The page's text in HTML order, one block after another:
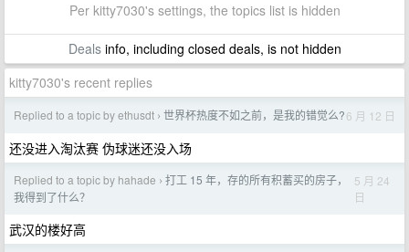
Per kitty7030's settings, the topics list is hidden
Dealsinfo, including closed deals, is not hidden
kitty7030's recent replies
Replied to a topic by ethusdt › 世界杯热度不如之前，是我的错觉么?6 月 12 日
还没进入淘汰赛 伪球迷还没入场
Replied to a topic by hahade › 打工 15 年，存的所有积蓄买的房子，
我得到了什么？
5 月 24
日
武汉的楼好高